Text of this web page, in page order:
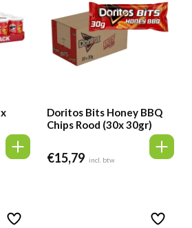
Doritos Bits Honey BBQ
Chips Rood (30x 30gr)
€15,79 incl. btw